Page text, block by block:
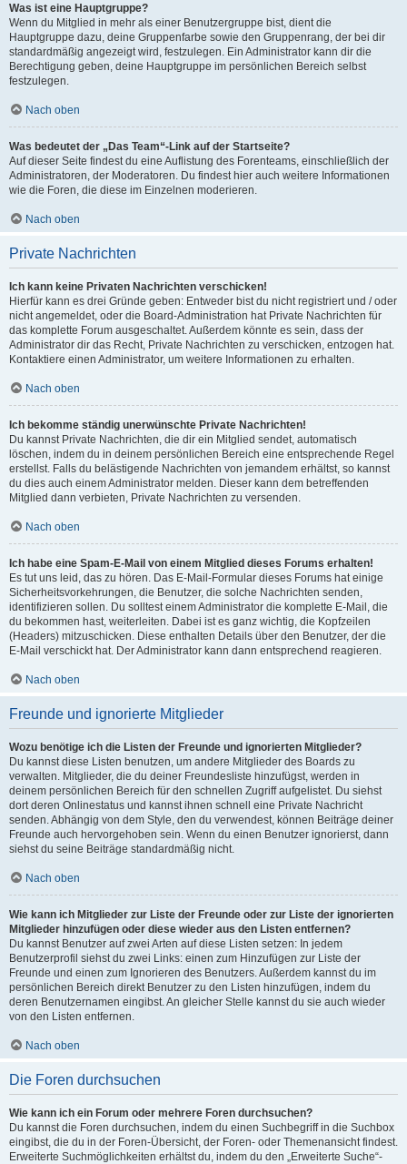
Was ist eine Hauptgruppe?
Wenn du Mitglied in mehr als einer Benutzergruppe bist, dient die
Hauptgruppe dazu, deine Gruppenfarbe sowie den Gruppenrang, der bei dir
standardmäßig angezeigt wird, festzulegen. Ein Administrator kann dir die
Berechtigung geben, deine Hauptgruppe im persönlichen Bereich selbst
festzulegen.
Nach oben
Was bedeutet der „Das Team“-Link auf der Startseite?
Auf dieser Seite findest du eine Auflistung des Forenteams, einschließlich der
Administratoren, der Moderatoren. Du findest hier auch weitere Informationen
wie die Foren, die diese im Einzelnen moderieren.
Nach oben
Private Nachrichten
Ich kann keine Privaten Nachrichten verschicken!
Hierfür kann es drei Gründe geben: Entweder bist du nicht registriert und / oder
nicht angemeldet, oder die Board-Administration hat Private Nachrichten für
das komplette Forum ausgeschaltet. Außerdem könnte es sein, dass der
Administrator dir das Recht, Private Nachrichten zu verschicken, entzogen hat.
Kontaktiere einen Administrator, um weitere Informationen zu erhalten.
Nach oben
Ich bekomme ständig unerwünschte Private Nachrichten!
Du kannst Private Nachrichten, die dir ein Mitglied sendet, automatisch
löschen, indem du in deinem persönlichen Bereich eine entsprechende Regel
erstellst. Falls du belästigende Nachrichten von jemandem erhältst, so kannst
du dies auch einem Administrator melden. Dieser kann dem betreffenden
Mitglied dann verbieten, Private Nachrichten zu versenden.
Nach oben
Ich habe eine Spam-E-Mail von einem Mitglied dieses Forums erhalten!
Es tut uns leid, das zu hören. Das E-Mail-Formular dieses Forums hat einige
Sicherheitsvorkehrungen, die Benutzer, die solche Nachrichten senden,
identifizieren sollen. Du solltest einem Administrator die komplette E-Mail, die
du bekommen hast, weiterleiten. Dabei ist es ganz wichtig, die Kopfzeilen
(Headers) mitzuschicken. Diese enthalten Details über den Benutzer, der die
E-Mail verschickt hat. Der Administrator kann dann entsprechend reagieren.
Nach oben
Freunde und ignorierte Mitglieder
Wozu benötige ich die Listen der Freunde und ignorierten Mitglieder?
Du kannst diese Listen benutzen, um andere Mitglieder des Boards zu
verwalten. Mitglieder, die du deiner Freundesliste hinzufügst, werden in
deinem persönlichen Bereich für den schnellen Zugriff aufgelistet. Du siehst
dort deren Onlinestatus und kannst ihnen schnell eine Private Nachricht
senden. Abhängig von dem Style, den du verwendest, können Beiträge deiner
Freunde auch hervorgehoben sein. Wenn du einen Benutzer ignorierst, dann
siehst du seine Beiträge standardmäßig nicht.
Nach oben
Wie kann ich Mitglieder zur Liste der Freunde oder zur Liste der ignorierten
Mitglieder hinzufügen oder diese wieder aus den Listen entfernen?
Du kannst Benutzer auf zwei Arten auf diese Listen setzen: In jedem
Benutzerprofil siehst du zwei Links: einen zum Hinzufügen zur Liste der
Freunde und einen zum Ignorieren des Benutzers. Außerdem kannst du im
persönlichen Bereich direkt Benutzer zu den Listen hinzufügen, indem du
deren Benutzernamen eingibst. An gleicher Stelle kannst du sie auch wieder
von den Listen entfernen.
Nach oben
Die Foren durchsuchen
Wie kann ich ein Forum oder mehrere Foren durchsuchen?
Du kannst die Foren durchsuchen, indem du einen Suchbegriff in die Suchbox
eingibst, die du in der Foren-Übersicht, der Foren- oder Themenansicht findest.
Erweiterte Suchmöglichkeiten erhältst du, indem du den „Erweiterte Suche“-